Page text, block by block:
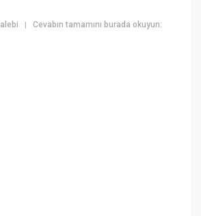
|Cevabın tamamını burada okuyun: